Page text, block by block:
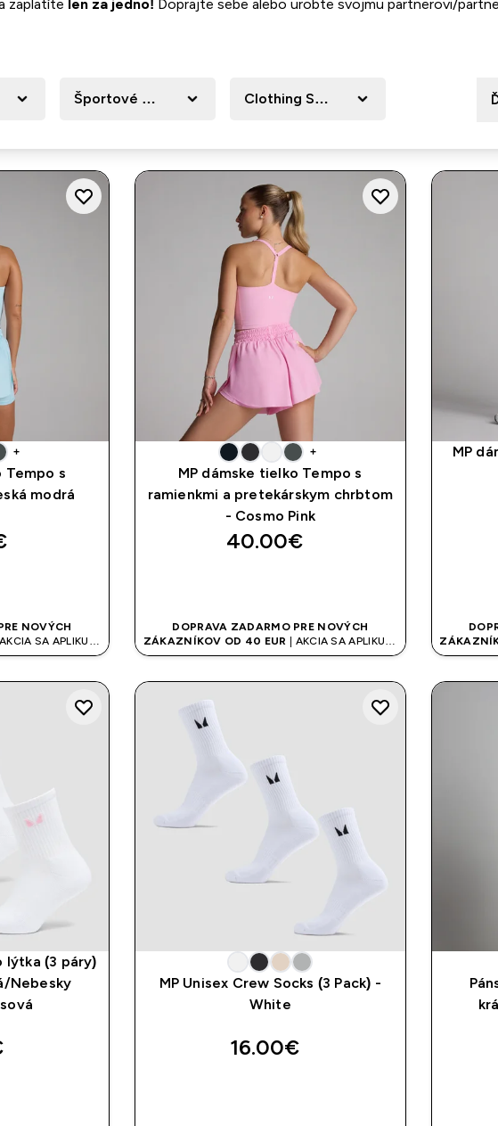
zaplatíte len za jedno! Doprajte sebe alebo urobte svojmu partnerovi/
Športové oblečenie Clothing Size
+
Tempo s
modrá
NOVÝCH
SA APLIKUJE
+
MP dámske tielko Tempo s
ramienkmi a pretekárskym chrbtom
- Cosmo Pink
40.00€‎
DOPRAVA ZADARMO PRE NOVÝCH
ZÁKAZNÍKOV OD 40 EUR | AKCIA SA APLIKUJE
AUTOMATICKY
MP
lýtka (3 páry)
Nebesky
MP Unisex Crew Socks (3 Pack) -
White
16.00€‎